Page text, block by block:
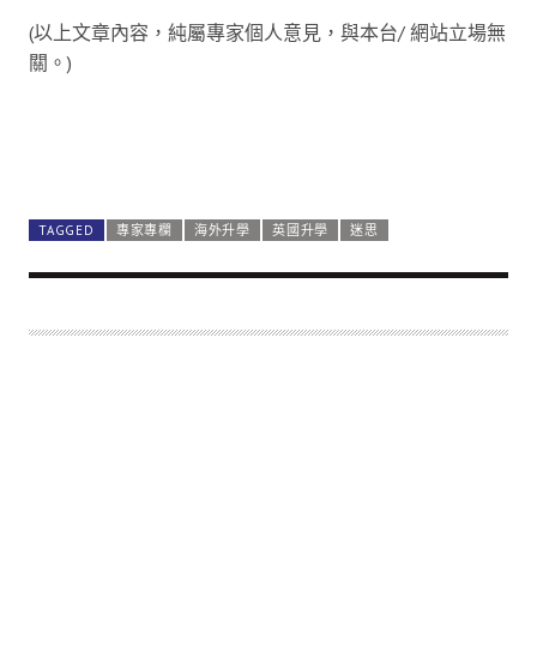
(以上文章內容，純屬專家個人意見，與本台/ 網站立場無
關。)
TAGGED 專家專欄 海外升學 英國升學 迷思